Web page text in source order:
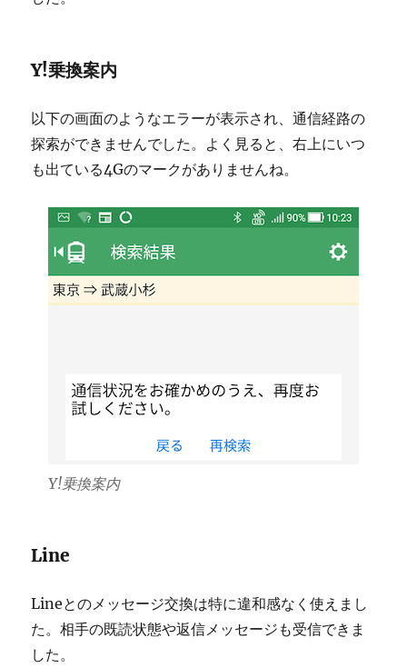
Y!乗換案内
以下の画面のようなエラーが表示され、通信経路の
探索ができませんでした。よく見ると、右上にいつ
も出ている4Gのマークがありませんね。
Y!乗換案内
Line
Lineとのメッセージ交換は特に違和感なく使えまし
た。相手の既読状態や返信メッセージも受信できま
した。